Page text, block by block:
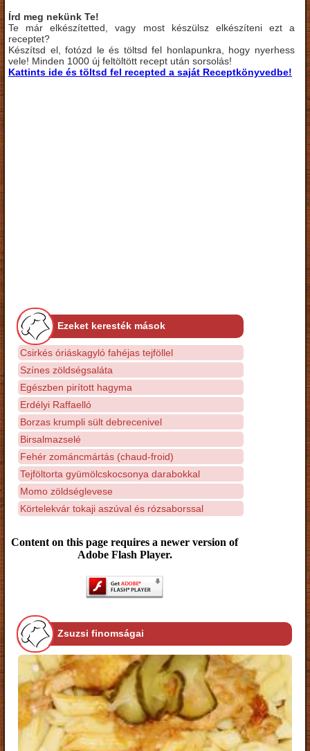
Írd meg nekünk Te!
Te már elkészítetted, vagy most készülsz elkészíteni ezt a
receptet?
Készítsd el, fotózd le és töltsd fel honlapunkra, hogy nyerhess
vele! Minden 1000 új feltöltött recept után sorsolás!
Kattints ide és töltsd fel recepted a saját Receptkönyvedbe!
Ezeket keresték mások
Csirkés óriáskagyló fahéjas tejföllel
Színes zöldségsaláta
Egészben pirított hagyma
Erdélyi Raffaelló
Borzas krumpli sült debrecenivel
Birsalmazselé
Fehér zománcmártás (chaud-froid)
Tejföltorta gyümölcskocsonya darabokkal
Momo zöldséglevese
Körtelekvár tokaji aszúval és rózsaborssal
Content on this page requires a newer version of
Adobe Flash Player.
Zsuzsi finomságai